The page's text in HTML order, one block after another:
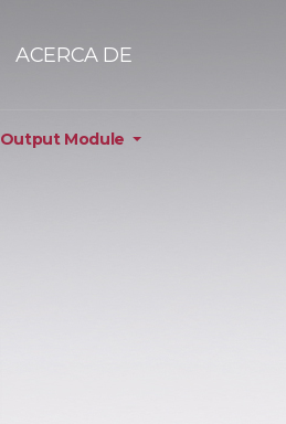
ACERCA DE
Output Module